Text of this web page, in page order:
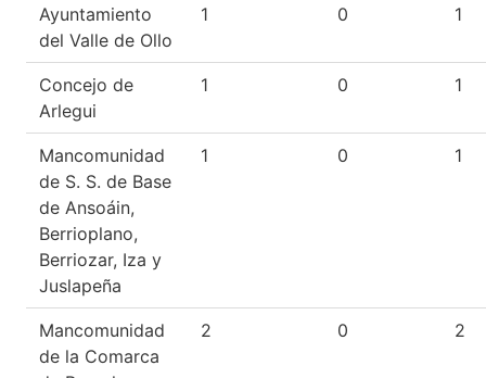
Ayuntamiento
del Valle de Ollo
1 0 1
Concejo de
Arlegui
1 0 1
Mancomunidad
de S. S. de Base
de Ansoáin,
Berrioplano,
Berriozar, Iza y
Juslapeña
1 0 1
Mancomunidad
de la Comarca
2 0 2